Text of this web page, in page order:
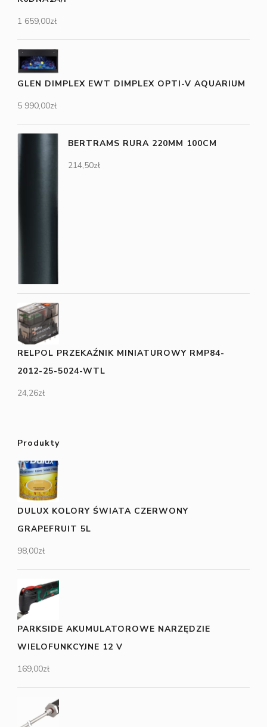
1 659,00zł
GLEN DIMPLEX EWT DIMPLEX OPTI-V AQUARIUM
5 990,00zł
BERTRAMS RURA 220MM 100CM
214,50zł
RELPOL PRZEKAŹNIK MINIATUROWY RMP84-
2012-25-5024-WTL
24,26zł
Produkty
DULUX KOLORY ŚWIATA CZERWONY
GRAPEFRUIT 5L
98,00zł
PARKSIDE AKUMULATOROWE NARZĘDZIE
WIELOFUNKCYJNE 12 V
169,00zł